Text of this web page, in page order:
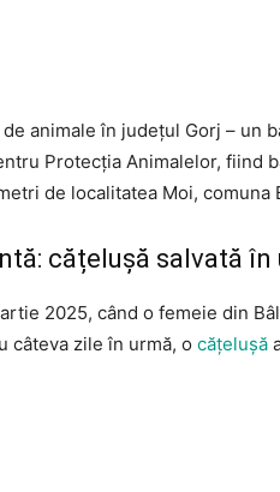
animale în județul Gorj – un
Protecția Animalelor, fiind
de localitatea Moi, comuna
cățelușă salvată
2025, când o femeie din
câteva zile în urmă, o cățelușă